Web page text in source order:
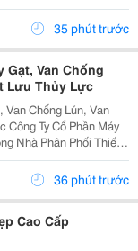
Hoặc Đầu Tư Cho
Thuê Lâu Dài. Thông Tin Chi Tiết. - Địa Chỉ: Số...
35 phút trước
Gạt, Van Chống
Lưu Thủy Lực
Van Chống Lún, Van
Ty Cổ Phần Máy
Nhà Phân Phối Thiết
Tự Động Hóa. Tư
Kế Hệ Thống Thủy...
36 phút trước
Cao Cấp